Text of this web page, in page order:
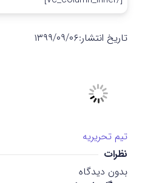
تاریخ انتشار:۱۳۹۹/۰۹/۰۶
تیم تحریریه
نظرات
بدون دیدگاه